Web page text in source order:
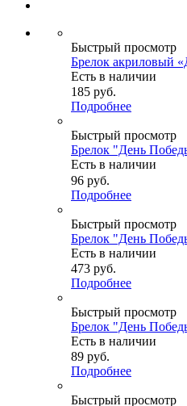
Быстрый просмотр
Брелок акриловый
Есть в наличии
185 руб.
Подробнее
Быстрый просмотр
Брелок "День
Есть в наличии
96 руб.
Подробнее
Быстрый просмотр
Брелок "День
Есть в наличии
473 руб.
Подробнее
Быстрый просмотр
Брелок "День
Есть в наличии
89 руб.
Подробнее
Быстрый просмотр